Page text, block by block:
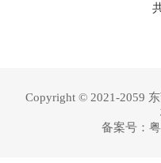
Copyright © 2021-2059
备案号：